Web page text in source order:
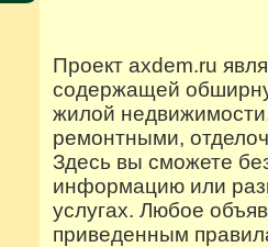
Проект axdem.ru
содержащей
жилой
ремонтными,
Здесь вы сможете
информацию или
услугах. Любое
приведенным